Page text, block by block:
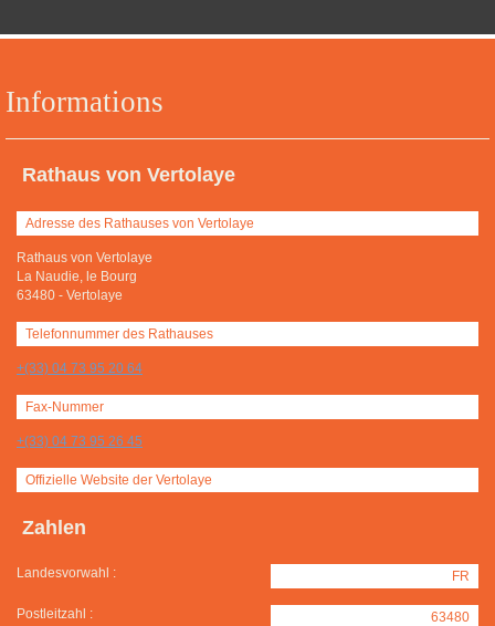
Informations
Rathaus von Vertolaye
Adresse des Rathauses von Vertolaye
Rathaus von Vertolaye
La Naudie, le Bourg
63480 - Vertolaye
Telefonnummer des Rathauses
+(33) 04 73 95 20 64
Fax-Nummer
+(33) 04 73 95 26 45
Offizielle Website der Vertolaye
Zahlen
Landesvorwahl : FR
Postleitzahl : 63480